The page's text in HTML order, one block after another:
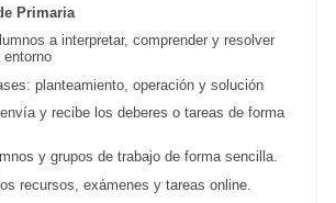
Primaria
a interpretar, comprender y resolver
entorno
planteamiento, operación y solución
y recibe los deberes o tareas de forma
y grupos de trabajo de forma sencilla.
recursos, exámenes y tareas online.